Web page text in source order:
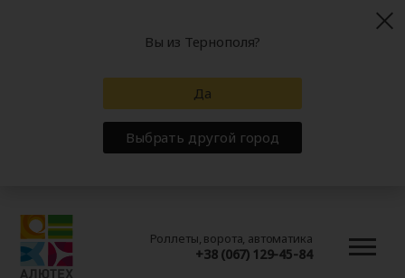
Роллеты, ворота, автоматика
+38 (067) 129-45-84
Вы из Тернополя?
Да
Выбрать другой город